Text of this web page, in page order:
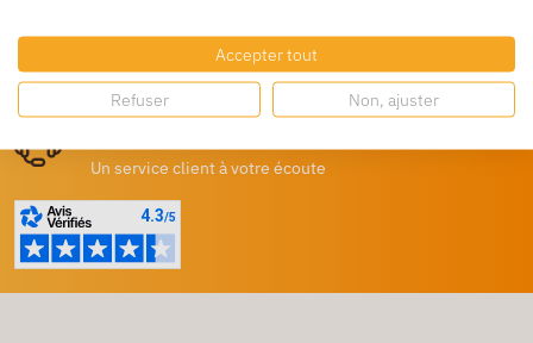
Profitez de prix bas toute l’année
Un service client à votre écoute
Accepter tout
Refuser Non, ajuster